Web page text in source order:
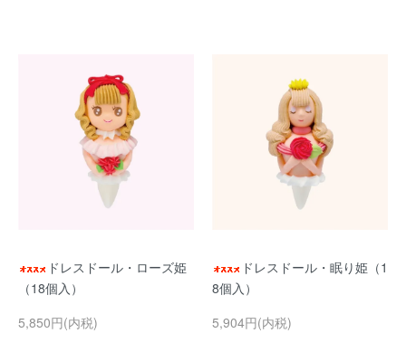
ドレスドール・ローズ姫
（18個入）
5,850円(内税)
ドレスドール・眠り姫（1
8個入）
5,904円(内税)